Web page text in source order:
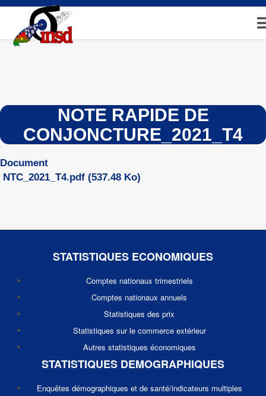
Aller
contenu
principal
NOTE RAPIDE DE
CONJONCTURE_2021_T4
Document
NTC_2021_T4.pdf (537.48 Ko)
STATISTIQUES ECONOMIQUES
Comptes nationaux trimestriels
Comptes nationaux annuels
Statistiques des prix
Statistiques sur le commerce extérieur
Autres statistiques économiques
STATISTIQUES DEMOGRAPHIQUES
Enquêtes démographiques et de santé/indicateurs multiples